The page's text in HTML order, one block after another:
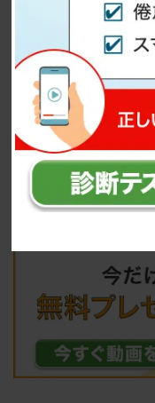
人間でのいじめや
係、スクールカー
ようなことも少な
学校や部活動での
くい部分でもある
る場合は注意が必